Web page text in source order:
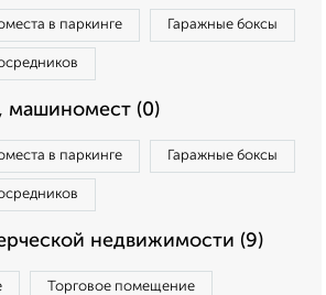
в паркинге Гаражные боксы
машиномест (0)
в паркинге Гаражные боксы
недвижимости (9)
Торговое помещение